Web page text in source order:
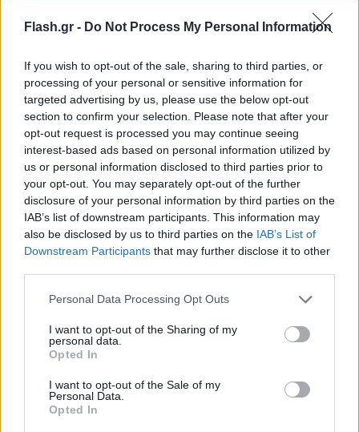
Flash.gr - Do Not Process My Personal Information
If you wish to opt-out of the sale, sharing to third parties, or
processing of your personal or sensitive information for
targeted advertising by us, please use the below opt-out
section to confirm your selection. Please note that after your
opt-out request is processed you may continue seeing
interest-based ads based on personal information utilized by
us or personal information disclosed to third parties prior to
your opt-out. You may separately opt-out of the further
disclosure of your personal information by third parties on the
IAB’s list of downstream participants. This information may
also be disclosed by us to third parties on the IAB’s List of
Downstream Participants that may further disclose it to other
Please note that this website/app uses one or more Google
not limited to your visit or usage behaviour. You may click to
grant or deny consent to Google and its third-party tags to
use your data for below specified purposes in below Google
consent section.
Personal Data Processing Opt Outs
I want to opt-out of the Sharing of my
personal data.
Opted In
I want to opt-out of the Sale of my
Personal Data.
Opted In